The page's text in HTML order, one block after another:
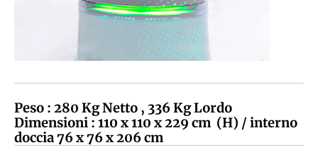
Peso : 280 Kg Netto , 336 Kg Lordo
Dimensioni : 110 x 110 x 229 cm (H) / interno
doccia 76 x 76 x 206 cm